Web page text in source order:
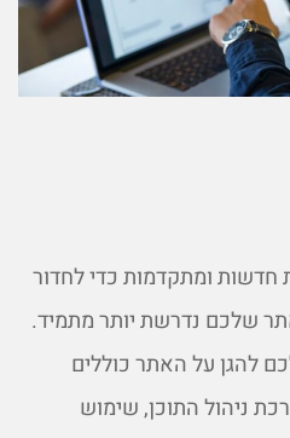
ומתקדמות כדי לחדור
שלכם נדרשת יותר מתמיד.
להגן על האתר כוללים
ניהול התוכן, שימוש